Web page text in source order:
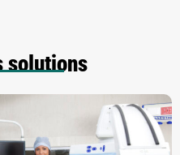
solutions